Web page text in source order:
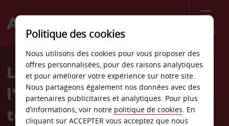
Menu
Welcome
AvisLocation de voiture à
l'aéroport de Dublin,
terminal 1 et 2
Politique des cookies
Nous utilisons des cookies pour vous proposer des
offres personnalisées, pour des raisons analytiques
et pour améliorer votre expérience sur notre site.
Nous partageons également nos données avec des
partenaires publicitaires et analytiques. Pour plus
d’informations, voir notre politique de cookies. En
cliquant sur ACCEPTER vous acceptez que nous